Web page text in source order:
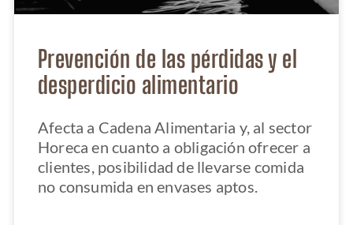
Prevención de las pérdidas y el
desperdicio alimentario
Afecta a Cadena Alimentaria y, al sector
Horeca en cuanto a obligación ofrecer a
clientes, posibilidad de llevarse comida
no consumida en envases aptos.